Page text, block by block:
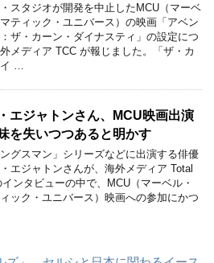
スタジオが開発を中止したMCU（マーベ
ティック・ユニバース）の映画「アベン
ザ・カーン・ダイナスティ」の設定につ
メディア TCC が報じました。「ザ・カ
…
エジャトンさん、MCU映画出演
を失いつつあると明かす
グスマン」シリーズなどに出演する俳優
エジャトンさんが、海外メディア Total
ンタビューの中で、MCU（マーベル・
ック・ユニバース）映画への参加にかつ